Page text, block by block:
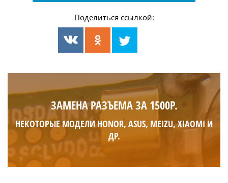
Поделиться ссылкой:
ЗАМЕНА РАЗЪЕМА ЗА 1500Р.
НЕКОТОРЫЕ МОДЕЛИ HONOR, ASUS, MEIZU, XIAOMI И
ДР.